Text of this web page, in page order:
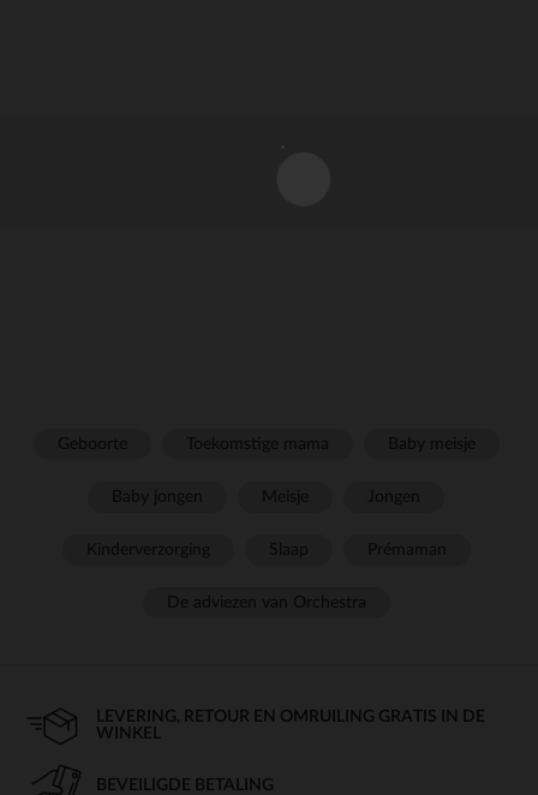
LEVERING, RETOUR EN OMRUILING GRATIS IN DE
WINKEL
BEVEILIGDE BETALING